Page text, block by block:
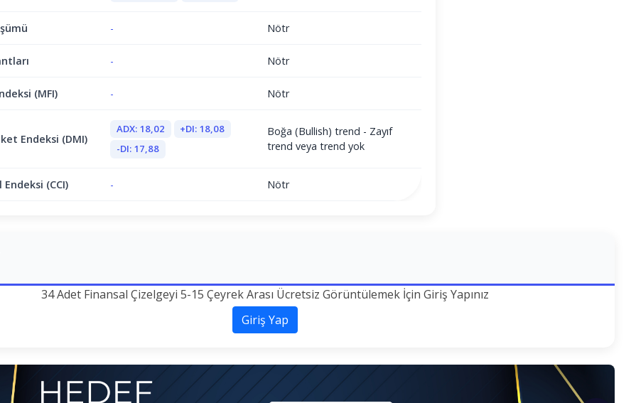
- Nötr
- Nötr
(MFI) - Nötr
Endeksi (DMI)
ADX: 18,02
+DI: 18,08
-DI: 17,88
Boğa (Bullish) trend - Zayıf
trend veya trend yok
(CCI) - Nötr
34 Adet Finansal Çizelgeyi 5-15 Çeyrek Arası Ücretsiz Görüntülemek İçin Giriş Yapınız
Giriş Yap